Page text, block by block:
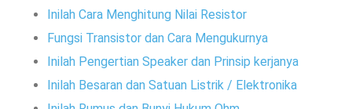
Inilah Cara Menghitung Nilai Resistor
Fungsi Transistor dan Cara Mengukurnya
Inilah Pengertian Speaker dan Prinsip kerjanya
Inilah Besaran dan Satuan Listrik / Elektronika